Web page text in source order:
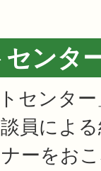
ンタ
センタ
員によ
ーをお